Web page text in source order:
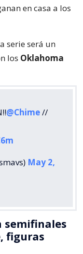
en casa a los
serie será un
los Oklahoma
@Chime//
May 2,
semifinales
figuras